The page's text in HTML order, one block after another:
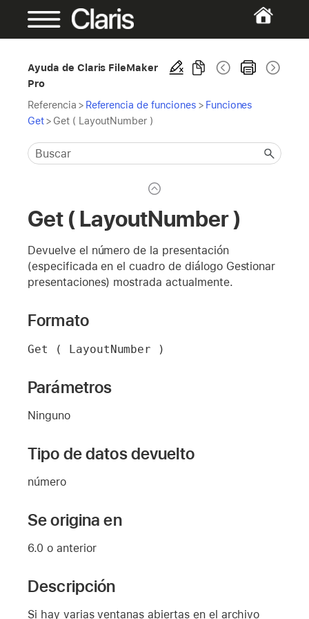
Ayuda de Claris FileMaker
Pro
Referencia > Referencia de funciones > Funciones
Get> Get ( LayoutNumber )
Get ( LayoutNumber )
Devuelve el número de la presentación
(especificada en el cuadro de diálogo Gestionar
presentaciones) mostrada actualmente.
Formato
Get ( LayoutNumber )
Parámetros
Ninguno
Tipo de datos devuelto
número
Se origina en
6.0 o anterior
Descripción
Si hay varias ventanas abiertas en el archivo